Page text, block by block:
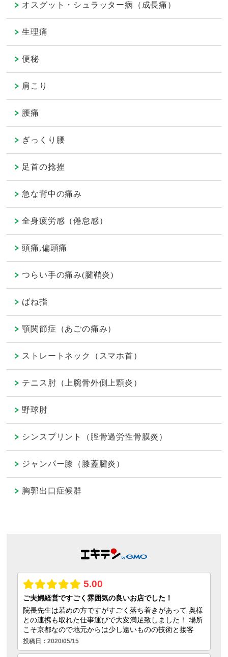
オスグット・シュラッター病（成長痛）
生理痛
便秘
肩こり
腰痛
ぎっくり腰
足首の捻挫
急な背中の痛み
全身疲労感（倦怠感）
頭痛,偏頭痛
つらい手の痛み(腱鞘炎)
ばね指
顎関節症（あごの痛み）
ストレートネック（スマホ首）
テニス肘（上腕骨外側上顆炎）
野球肘
シンスプリント（脛骨過労性骨膜炎）
ジャンパー膝（膝蓋腱炎）
胸郭出口症候群